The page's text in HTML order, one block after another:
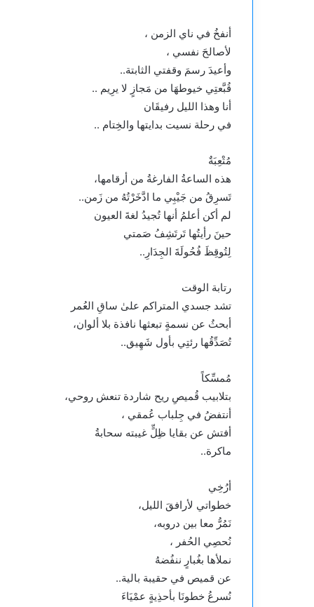
أنفخُ في ناي الزمن ،
لأصالحَ نفسي ،
وأعيدَ رسمَ وقفتي الثابتة..
قُبَّعتِي خيوطهَا من مَجازٍ لا يرِيم ..
أنا وهذا الليل رفيقَان
في رحلة نسيت بدايتها والخِتام ..
مُتْعِبَةٌ
هذه الساعةُ الفارغةُ من أرقامها،
تَسرِقُ من جَيْبِي ما ادَّخَرْتُهُ من زَمن..
لم أكن أعلمُ أنها تُجيدُ لغةَ العيون
حينَ رأيتُها تَرتَشِفُ صَمتي
لِتُوقِظَ فُحُولَةَ الجِدَارِ..
رتابة الوقت
تشد جسدي المتراكم علىٰ ساقِ العُمر
أبحثُ عن نسمةٍ تبعثها نافذة بلا ألوان،
تُصَدِّقُها رئتِي بأول شَهِيق..
مُمسِّكاً
بتلابيب قُميصِ ريح شاردة تنعش روحي،
أنتفضُ في جِلباب عُمقي ،
أفتش عن بقايا ظِلٍّ غيبته سحابةُ
ماكرة..
أرُخِي
خطواتي لأرافقَ الليل،
نَمُرُّ معا بين دروبه،
نُحصِي الحُفر ،
نملأها بغُبارٍ ننفُضهُ
عن قميص في حقيبة بالية..
نُسرعُ خطونَا بأحذِيةٍ عمْيَاءَ